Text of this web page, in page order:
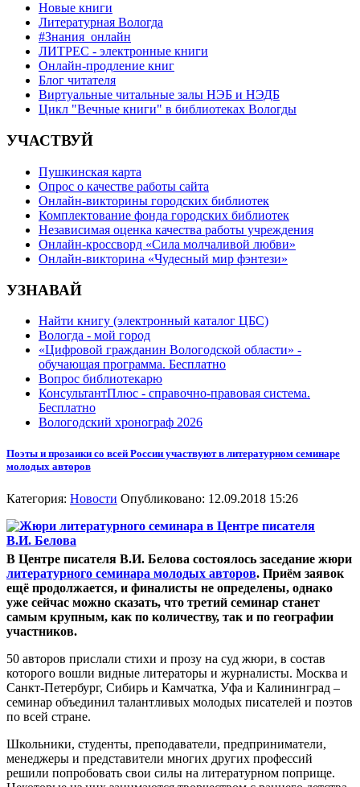
Новые книги
Литературная Вологда
#Знания_онлайн
ЛИТРЕС - электронные книги
Онлайн-продление книг
Блог читателя
Виртуальные читальные залы НЭБ и НЭДБ
Цикл "Вечные книги" в библиотеках Вологды
УЧАСТВУЙ
Пушкинская карта
Опрос о качестве работы сайта
Онлайн-викторины городских библиотек
Комплектование фонда городских библиотек
Независимая оценка качества работы учреждения
Онлайн-кроссворд «Сила молчаливой любви»
Онлайн-викторина «Чудесный мир фэнтези»
УЗНАВАЙ
Найти книгу (электронный каталог ЦБС)
Вологда - мой город
«Цифровой гражданин Вологодской области» -
обучающая программа. Бесплатно
Вопрос библиотекарю
КонсультантПлюс - справочно-правовая система.
Бесплатно
Вологодский хронограф 2026
Поэты и прозаики со всей России участвуют в литературном семинаре
молодых авторов
Категория: Новости Опубликовано: 12.09.2018 15:26
В Центре писателя В.И. Белова состоялось заседание жюри
литературного семинара молодых авторов. Приём заявок
ещё продолжается, и финалисты не определены, однако
уже сейчас можно сказать, что третий семинар станет
самым крупным, как по количеству, так и по географии
участников.
50 авторов прислали стихи и прозу на суд жюри, в состав
которого вошли видные литераторы и журналисты. Москва и
Санкт-Петербург, Сибирь и Камчатка, Уфа и Калининград –
семинар объединил талантливых молодых писателей и поэтов
по всей стране.
Школьники, студенты, преподаватели, предприниматели,
менеджеры и представители многих других профессий
решили попробовать свои силы на литературном поприще.